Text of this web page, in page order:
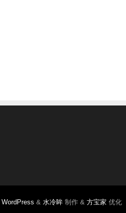
WordPress & 水冷眸 制作 & 方宝家 优化